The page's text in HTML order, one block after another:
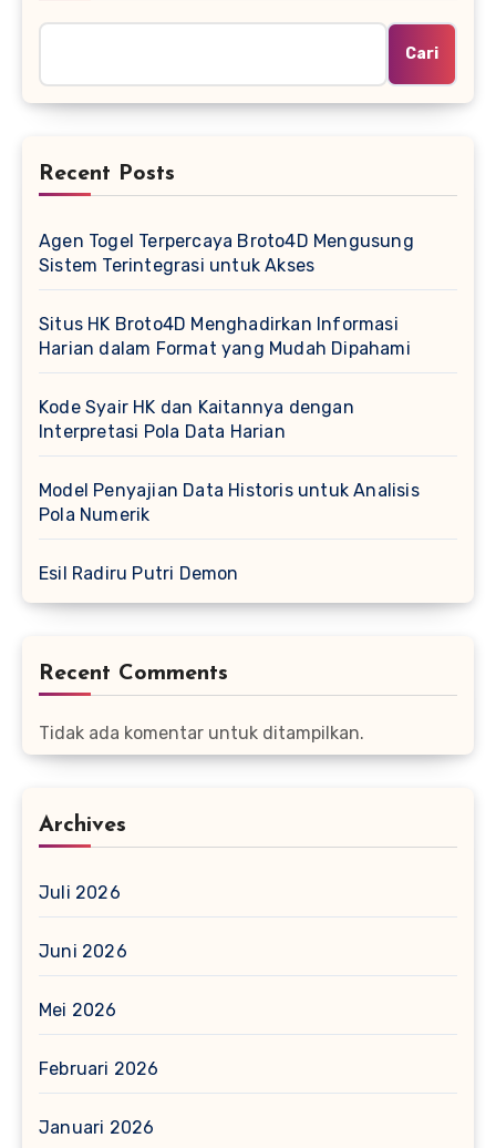
Cari
Recent Posts
Agen Togel Terpercaya Broto4D Mengusung
Sistem Terintegrasi untuk Akses
Situs HK Broto4D Menghadirkan Informasi
Harian dalam Format yang Mudah Dipahami
Kode Syair HK dan Kaitannya dengan
Interpretasi Pola Data Harian
Model Penyajian Data Historis untuk Analisis
Pola Numerik
Esil Radiru Putri Demon
Recent Comments
Tidak ada komentar untuk ditampilkan.
Archives
Juli 2026
Juni 2026
Mei 2026
Februari 2026
Januari 2026